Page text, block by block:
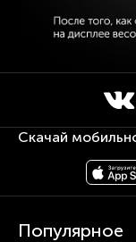
Скачай
Популярное